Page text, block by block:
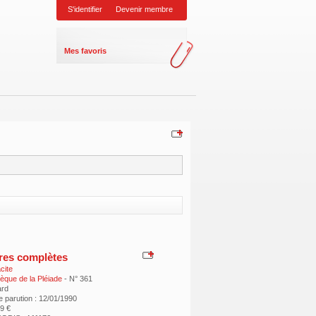
S'identifier Devenir membre
Mes favoris
complètes
de la Pléiade - N° 361
parution : 12/01/1990
€